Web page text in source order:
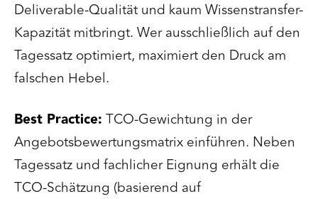
Deliverable-Qualität und kaum Wissenstransfer-
Kapazität mitbringt. Wer ausschließlich auf den
Tagessatz optimiert, maximiert den Druck am
falschen Hebel.
Best Practice: TCO-Gewichtung in der
Angebotsbewertungsmatrix einführen. Neben
Tagessatz und fachlicher Eignung erhält die
TCO-Schätzung (basierend auf